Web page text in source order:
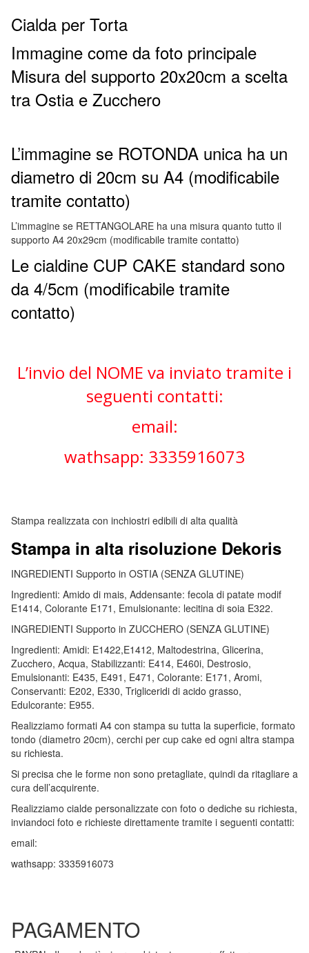
Cialda per Torta
Immagine come da foto principale
Misura del supporto 20x20cm a scelta
tra Ostia e Zucchero
L’immagine se ROTONDA unica ha un
diametro di 20cm su A4 (modificabile
tramite contatto)
L’immagine se RETTANGOLARE ha una misura quanto tutto il
supporto A4 20x29cm (modificabile tramite contatto)
Le cialdine CUP CAKE standard sono
da 4/5cm (modificabile tramite
contatto)
L’invio del NOME va inviato tramite i
seguenti contatti:
email:
wathsapp: 3335916073
Stampa realizzata con inchiostri edibili di alta qualità
Stampa in alta risoluzione Dekoris
INGREDIENTI Supporto in OSTIA (SENZA GLUTINE)
Ingredienti: Amido di mais, Addensante: fecola di patate modif
E1414, Colorante E171, Emulsionante: lecitina di soia E322.
INGREDIENTI Supporto in ZUCCHERO (SENZA GLUTINE)
Ingredienti: Amidi: E1422,E1412, Maltodestrina, Glicerina,
Zucchero, Acqua, Stabilizzanti: E414, E460i, Destrosio,
Emulsionanti: E435, E491, E471, Colorante: E171, Aromi,
Conservanti: E202, E330, Trigliceridi di acido grasso,
Edulcorante: E955.
Realizziamo formati A4 con stampa su tutta la superficie, formato
tondo (diametro 20cm), cerchi per cup cake ed ogni altra stampa
su richiesta.
Si precisa che le forme non sono pretagliate, quindi da ritagliare a
cura dell’acquirente.
Realizziamo cialde personalizzate con foto o dediche su richiesta,
inviandoci foto e richieste direttamente tramite i seguenti contatti:
email:
wathsapp: 3335916073
PAGAMENTO